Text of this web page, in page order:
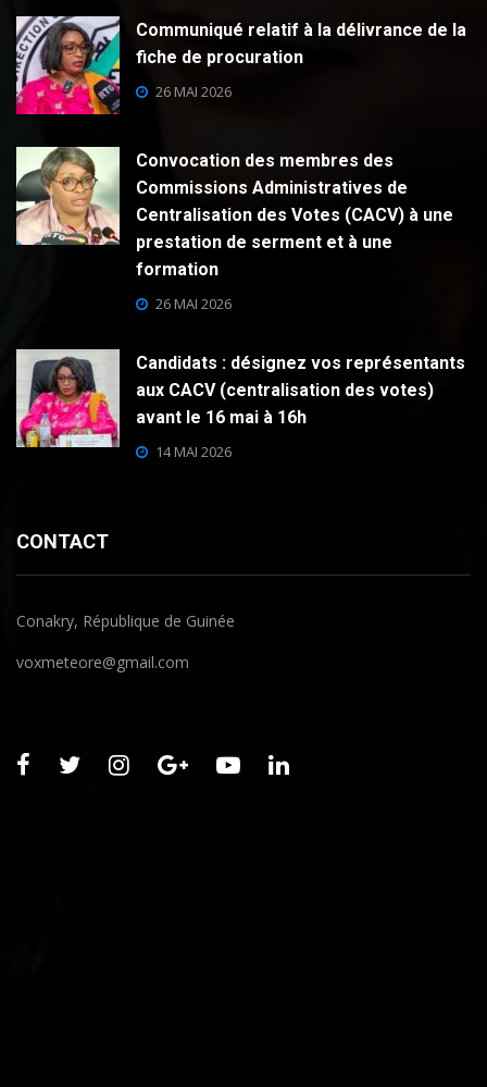
Communiqué relatif à la délivrance de la
fiche de procuration
26 MAI 2026
Convocation des membres des
Commissions Administratives de
Centralisation des Votes (CACV) à une
prestation de serment et à une
formation
26 MAI 2026
Candidats : désignez vos représentants
aux CACV (centralisation des votes)
avant le 16 mai à 16h
14 MAI 2026
CONTACT
Conakry, République de Guinée
voxmeteore@gmail.com